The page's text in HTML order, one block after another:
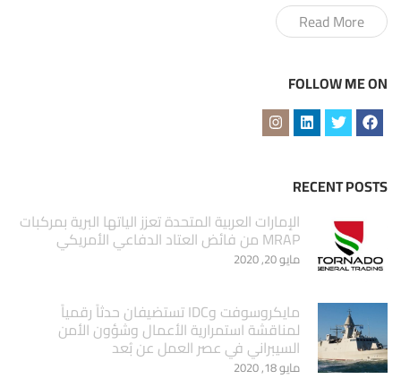
Read More
FOLLOW ME ON
RECENT POSTS
الإمارات العربية المتحدة تعزز الياتها البرية بمركبات
MRAP من فائض العتاد الدفاعي الأمريكي
مايو 20, 2020
مايكروسوفت وIDC تستضيفان حدثاً رقمياً
لمناقشة استمرارية الأعمال وشؤون الأمن
السيبراني في عصر العمل عن بُعد
مايو 18, 2020